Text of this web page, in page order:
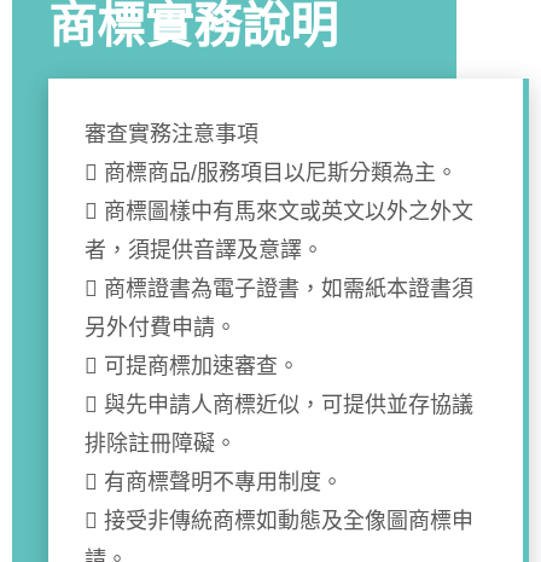
商標實務說明
審查實務注意事項
 商標商品/服務項目以尼斯分類為主。
 商標圖樣中有馬來文或英文以外之外文
者，須提供音譯及意譯。
 商標證書為電子證書，如需紙本證書須
另外付費申請。
 可提商標加速審查。
 與先申請人商標近似，可提供並存協議
排除註冊障礙。
 有商標聲明不專用制度。
 接受非傳統商標如動態及全像圖商標申